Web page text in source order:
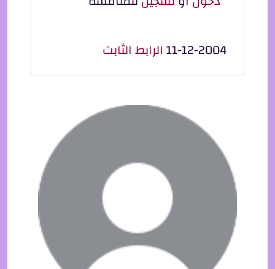
11-12-2004الرابط الثابت